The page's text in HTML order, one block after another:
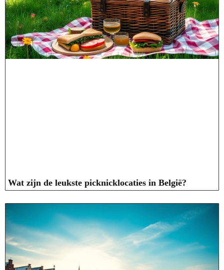
Wat zijn de leukste picknicklocaties in België?